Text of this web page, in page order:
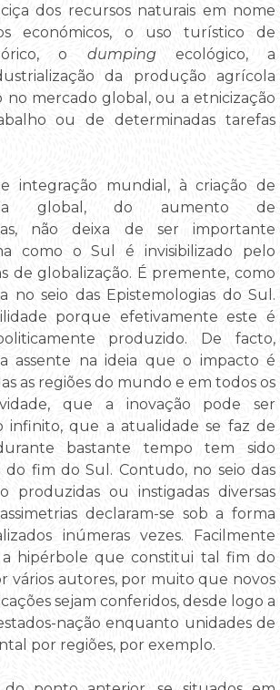
dos recursos naturais em nome
económicos, o uso turístico de
o dumping ecológico, a
da produção agrícola
no mercado global, ou a etnicização
ou de determinadas tarefas
integração mundial, à criação de
global, do aumento de
não deixa de ser importante
como o Sul é invisibilizado pelo
de globalização. É premente, como
no seio das Epistemologias do Sul.
porque efetivamente este é
produzido. De facto,
assente na ideia que o impacto é
as regiões do mundo e em todos os
que a inovação pode ser
infinito, que a atualidade se faz de
bastante tempo tem sido
do fim do Sul. Contudo, no seio das
produzidas ou instigadas diversas
declaram-se sob a forma
inúmeras vezes. Facilmente
a hipérbole que constitui tal fim do
vários autores, por muito que novos
sejam conferidos, desde logo a
nação enquanto unidades de
por regiões, por exemplo.